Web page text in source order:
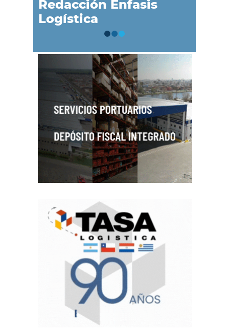
Redacción Énfasis
Logística